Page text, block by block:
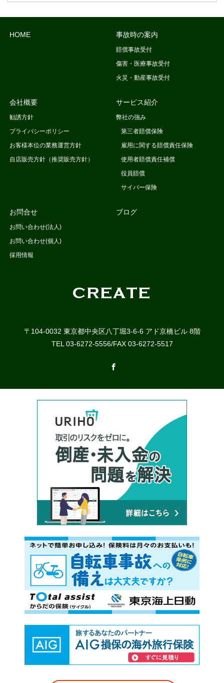
HOME 事故時の案内
賠償事故受付
傷害・医療事故受付
火災・動産事故受付
会社概要
勧誘方針
プライバシーポリシー
お客様本位の業務運営方針
自店販売方針（推奨販売方針）
サービス紹介
弊社の強み
第三者賠償保険
雇用に関する賠償責任保険
使用者賠償責任補償
役員賠償
サイバー保険
お問合せ
お問い合わせ(法人)
お問い合わせ(個人)
採用情報
ブログ
〒104-0032 東京都中央区八丁堀3-6-6 アド京橋ビル 8階
TEL 03-6272-5556/FAX 03-6272-5517